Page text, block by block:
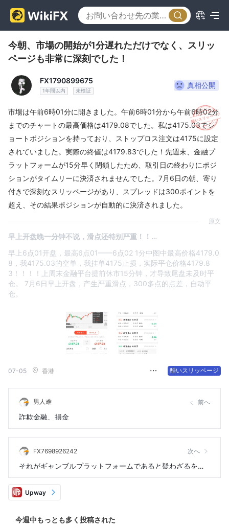
今朝、市場の開始が1分遅れただけでなく、スリッ
ページも非常に深刻でした！
FX1790899675
1年間以内 未検証
真相公開
市場は午前6時01分に開きました。午前6時01分から午前6時02分
までのチャートの最高価格は4179.08でした。私は4175.03でシ
ョートポジションを持っており、ストップロス注文は4175に設定
されていました。実際の終値は4179.83でした！先週末、金融プ
ラットフォームが15分早く閉鎖したため、取引日の終わりにポジ
ションがタイムリーに決済されませんでした。7月6日の朝、寄り
付きで深刻なスリッページがあり、スプレッドは300ポイントを
超え、その結果ポジションが自動的に決済されました。
原文
早上开盘晚一分钟不说，滑点还特别严重！！…
早上6点01开盘，最高6点01——6点02 1分中图中最高价格4179.0
8，我4175.03的空单，我挂单4175止损，实际平仓价格4179.8
3！！！！上周末金融平台提前休市15分钟，才导致尾盘未及时平
仓。 7月6日早上开盘，产生严重滑点，300多点的点差，自动平
仓。
07-05 香港 酷いスリッページ
男人难 前へ
詐欺金融、損金
FX7698926242 次へ
それがギャンブルプラットフォームであると疑わざるを得
ない。毎週意図的に価格を上下に操作してストップロス注
文をトリガーしている。
Upway
今週中もっとも多く投稿された